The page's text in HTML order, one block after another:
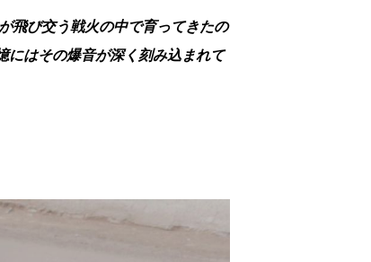
飛び交う戦火の中で育ってきたの
にはその爆音が深く刻み込まれて